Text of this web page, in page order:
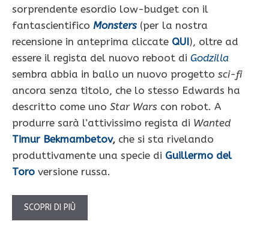
sorprendente esordio low-budget con il
fantascientifico Monsters (per la nostra
recensione in anteprima cliccate QUI), oltre ad
essere il regista del nuovo reboot di Godzilla
sembra abbia in ballo un nuovo progetto sci-fi
ancora senza titolo, che lo stesso Edwards ha
descritto come uno Star Wars con robot. A
produrre sarà l’attivissimo regista di Wanted
Timur Bekmambetov, che si sta rivelando
produttivamente una specie di Guillermo del
Toro versione russa.
SCOPRI DI PIÙ